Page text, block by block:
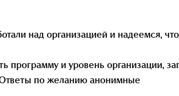
над организацией и надеемся,
программу и уровень организации,
по желанию анонимные